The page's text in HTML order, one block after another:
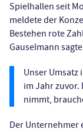
Spielhallen seit
meldete der
Bestehen rote
Gauselmann
Unser Umsatz
im Jahr zuvor.
nimmt,
Der Unternehmer